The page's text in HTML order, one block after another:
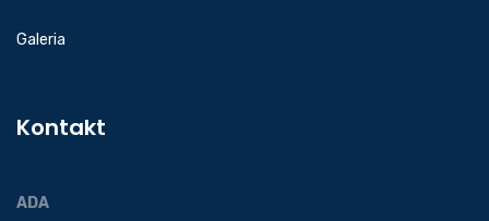
Galeria
Kontakt
ADA